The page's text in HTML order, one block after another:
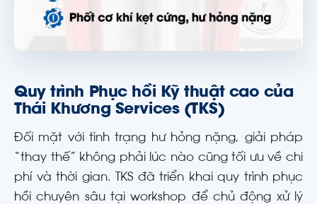
Quy trình Phục hồi Kỹ thuật cao của
Thái Khương Services (TKS)
Đối mặt với tình trạng hư hỏng nặng, giải pháp
“thay thế” không phải lúc nào cũng tối ưu về chi
phí và thời gian. TKS đã triển khai quy trình phục
hồi chuyên sâu tại workshop để chủ động xử lý